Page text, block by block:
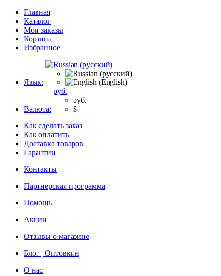
Главная
Каталог
Мои заказы
Корзина
Избранное
Язык:
Валюта:
руб.
руб.
$
Как сделать заказ
Как оплатить
Доставка товаров
Гарантии
Контакты
Партнерская программа
Помощь
Акции
Отзывы о магазине
Блог | Оптовкин
О нас